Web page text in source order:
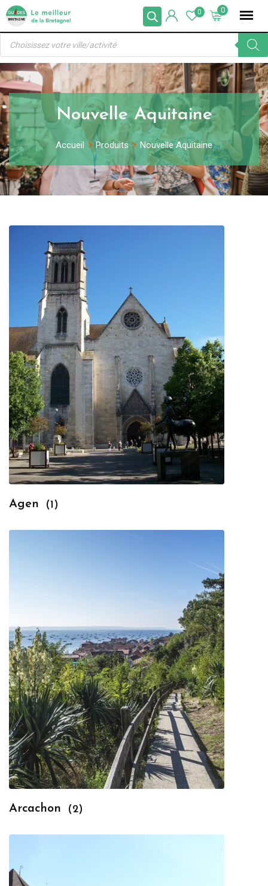
Skip
content
0
0
Recherche
produits
Nouvelle Aquitaine
Accueil Produits Nouvelle Aquitaine
Agen (1)
Arcachon (2)